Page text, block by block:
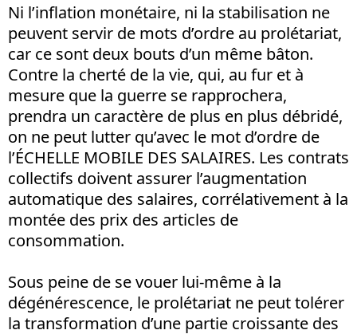
Ni l’inflation monétaire, ni la stabilisation ne
peuvent servir de mots d’ordre au prolétariat,
car ce sont deux bouts d’un même bâton.
Contre la cherté de la vie, qui, au fur et à
mesure que la guerre se rapprochera,
prendra un caractère de plus en plus débridé,
on ne peut lutter qu’avec le mot d’ordre de
l’ÉCHELLE MOBILE DES SALAIRES. Les contrats
collectifs doivent assurer l’augmentation
automatique des salaires, corrélativement à la
montée des prix des articles de
consommation.
Sous peine de se vouer lui-même à la
dégénérescence, le prolétariat ne peut tolérer
la transformation d’une partie croissante des